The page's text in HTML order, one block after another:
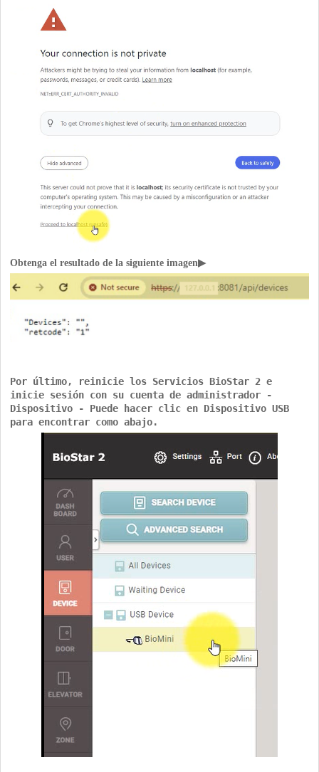
Obtenga el resultado de la siguiente imagen▶
Por último, reinicie los Servicios BioStar 2 e
inicie sesión con su cuenta de administrador -
Dispositivo - Puede hacer clic en Dispositivo USB
para encontrar como abajo.